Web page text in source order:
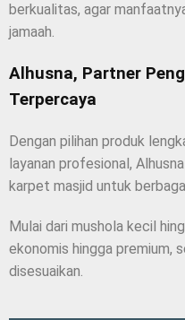
berkualitas, agar
jamaah.
Alhusna, Partner
Terpercaya
Dengan pilihan produk
layanan profesional,
karpet masjid untuk
Mulai dari mushola kecil
ekonomis hingga premium,
disesuaikan.